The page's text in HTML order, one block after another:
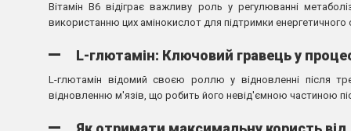
Вітамін B6 відіграє важливу роль у регулюванні
використанню цих амінокислот для підтримки енергетичного
L-глютамін: Ключовий гравець у
L-глютамін відомий своєю роллю у відновленні після
відновленню м'язів, що робить його невід'ємною частиною